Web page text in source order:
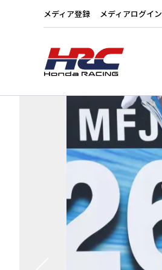
メディア登録 メディアログイン